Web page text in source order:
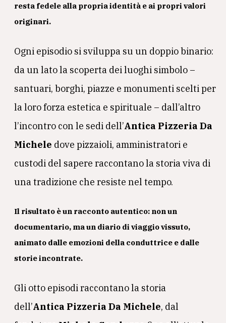
resta fedele alla propria identità e ai propri valori
originari.
Ogni episodio si sviluppa su un doppio binario:
da un lato la scoperta dei luoghi simbolo –
santuari, borghi, piazze e monumenti scelti per
la loro forza estetica e spirituale – dall’altro
l’incontro con le sedi dell’Antica Pizzeria Da
Michele dove pizzaioli, amministratori e
custodi del sapere raccontano la storia viva di
una tradizione che resiste nel tempo.
Il risultato è un racconto autentico: non un
documentario, ma un diario di viaggio vissuto,
animato dalle emozioni della conduttrice e dalle
storie incontrate.
Gli otto episodi raccontano la storia
dell’Antica Pizzeria Da Michele, dal